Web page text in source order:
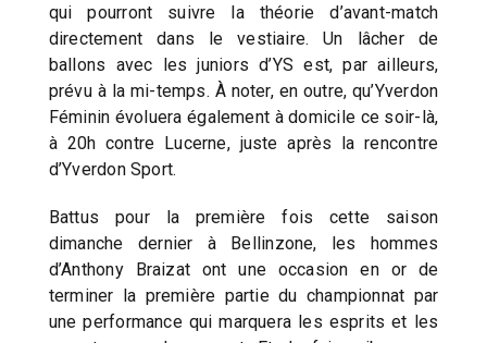
qui pourront suivre la théorie d’avant-match
directement dans le vestiaire. Un lâcher de
ballons avec les juniors d’YS est, par ailleurs,
prévu à la mi-temps. À noter, en outre, qu’Yverdon
Féminin évoluera également à domicile ce soir-là,
à 20h contre Lucerne, juste après la rencontre
d’Yverdon Sport.
Battus pour la première fois cette saison
dimanche dernier à Bellinzone, les hommes
d’Anthony Braizat ont une occasion en or de
terminer la première partie du championnat par
une performance qui marquera les esprits et les